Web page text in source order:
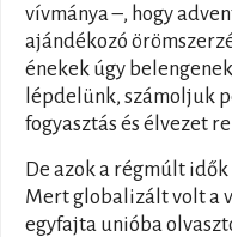
vívmánya –, hogy
ajándékozó
énekek úgy
lépdelünk, számoljuk
fogyasztás és élvezet
De azok a régmúlt
Mert globalizált volt a
egyfajta unióba